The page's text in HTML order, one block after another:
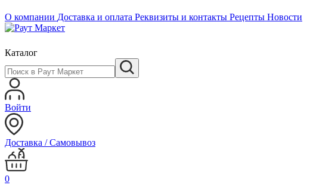
О компании Доставка и оплата Реквизиты и контакты Рецепты Новости
Каталог
Войти
Доставка / Самовывоз
0